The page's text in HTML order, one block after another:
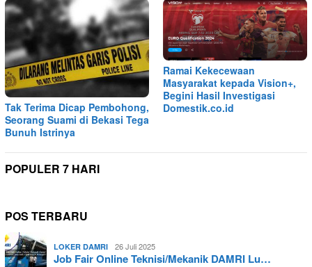
Tak Terima Dicap Pembohong,
Seorang Suami di Bekasi Tega
Bunuh Istrinya
Ramai Kekecewaan
Masyarakat kepada Vision+,
Begini Hasil Investigasi
Domestik.co.id
POPULER 7 HARI
POS TERBARU
LOKER DAMRI 26 Juli 2025
Job Fair Online Teknisi/Mekanik DAMRI Lu…